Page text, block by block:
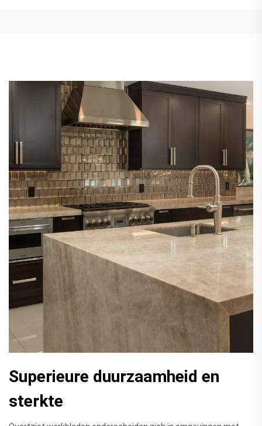
Superieure duurzaamheid en
sterkte